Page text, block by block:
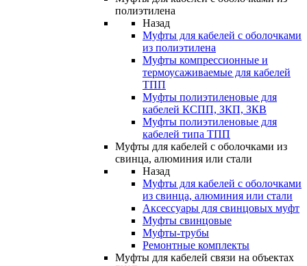
полиэтилена
Назад
Муфты для кабелей с оболочками
из полиэтилена
Муфты компрессионные и
термоусаживаемые для кабелей
ТПП
Муфты полиэтиленовые для
кабелей КСПП, ЗКП, ЗКВ
Муфты полиэтиленовые для
кабелей типа ТПП
Муфты для кабелей с оболочками из
свинца, алюминия или стали
Назад
Муфты для кабелей с оболочками
из свинца, алюминия или стали
Аксессуары для свинцовых муфт
Муфты свинцовые
Муфты-трубы
Ремонтные комплекты
Муфты для кабелей связи на объектах